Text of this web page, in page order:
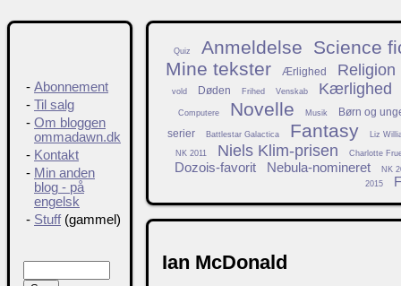
Quiz Anmeldelse
Science
Mine tekster
Ærlighed Religion
vold Døden Frihed Venskab Kærlighed
Computere Novelle Musik
Børn og
serier
Battlestar Galactica Fantasy Liz
NK 2011 Niels Klim-prisen Charlotte
Dozois-favorit Nebula-nomineret
NK
2015
Ian McDonald
- Abonnement
- Til salg
- Om bloggen
ommadawn.dk
- Kontakt
- Min anden
blog - på
engelsk
- Stuff(gammel)